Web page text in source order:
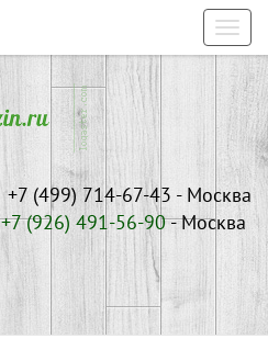
+7 (499) 714-67-43 - Москва
+7 (926)491-56-90- Москва